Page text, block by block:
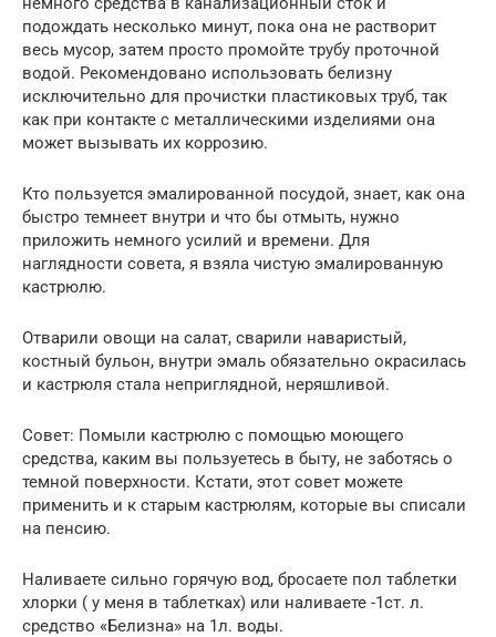
подождать несколько минут, пока она не растворит
весь мусор, затем просто промойте трубу проточной
водой. Рекомендовано использовать белизну
исключительно для прочистки пластиковых труб, так
как при контакте с металлическими изделиями она
может вызывать их коррозию.
Кто пользуется эмалированной посудой, знает, как она
быстро темнеет внутри и что бы отмыть, нужно
приложить немного усилий и времени. Для
наглядности совета, я взяла чистую эмалированную
кастрюлю.
Отварили овощи на салат, сварили наваристый,
костный бульон, внутри эмаль обязательно окрасилась
и кастрюля стала неприглядной, неряшливой.
Совет: Помыли кастрюлю с помощью моющего
средства, каким вы пользуетесь в быту, не заботясь о
темной поверхности. Кстати, этот совет можете
применить и к старым кастрюлям, которые вы списали
на пенсию.
Наливаете сильно горячую вод, бросаете пол таблетки
хлорки ( у меня в таблетках) или наливаете -1ст. л.
средство «Белизна» на 1л. воды.